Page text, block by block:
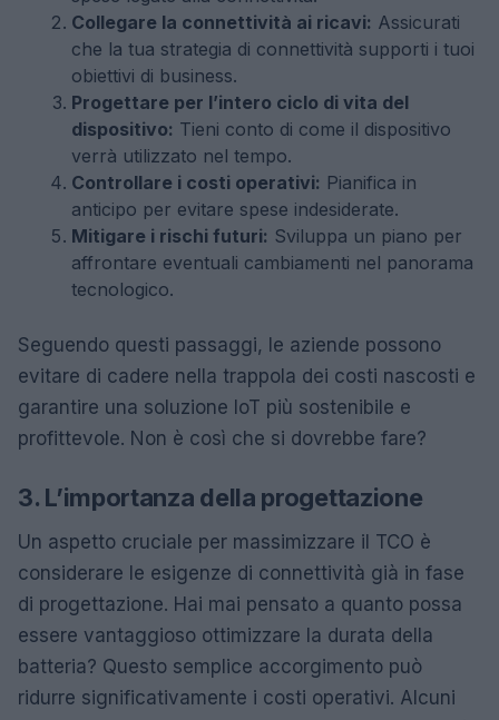
Collegare la connettività ai ricavi: Assicurati
che la tua strategia di connettività supporti i tuoi
obiettivi di business.
Progettare per l’intero ciclo di vita del
dispositivo: Tieni conto di come il dispositivo
verrà utilizzato nel tempo.
Controllare i costi operativi: Pianifica in
anticipo per evitare spese indesiderate.
Mitigare i rischi futuri: Sviluppa un piano per
affrontare eventuali cambiamenti nel panorama
tecnologico.
Seguendo questi passaggi, le aziende possono
evitare di cadere nella trappola dei costi nascosti e
garantire una soluzione IoT più sostenibile e
profittevole. Non è così che si dovrebbe fare?
3. L’importanza della progettazione
Un aspetto cruciale per massimizzare il TCO è
considerare le esigenze di connettività già in fase
di progettazione. Hai mai pensato a quanto possa
essere vantaggioso ottimizzare la durata della
batteria? Questo semplice accorgimento può
ridurre significativamente i costi operativi. Alcuni